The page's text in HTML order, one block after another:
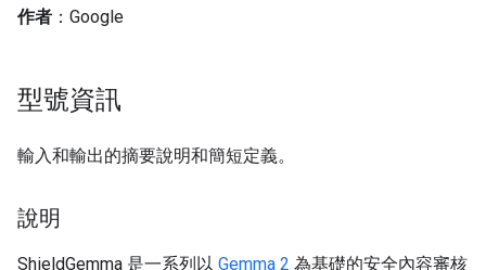
作者 ：Google
型號資訊
輸入和輸出的摘要說明和簡短定義。
說明
ShieldGemma 是一系列以 Gemma 2 為基礎的安全內容審核